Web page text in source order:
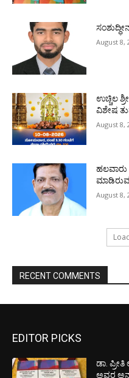
August 8,
ಉಚ್ಚಿಲ
ವಿಶೇಷ
August 8,
ಮಾಡಿರುವ
August 8,
RECENT COMMENTS
EDITOR PICKS
ಡಾ.
ಅವರ